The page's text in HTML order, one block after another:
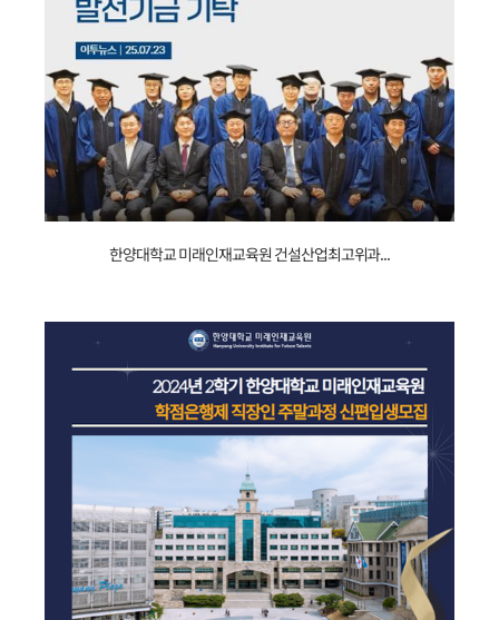
[25.07.23]
기관
부문
교육부장관
표창
한양대학교 미래인재교육원 건설산업최고위과...